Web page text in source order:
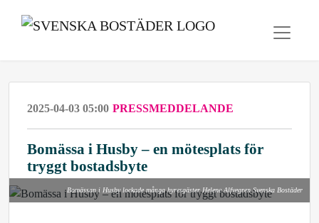
2025-04-03 05:00 PRESSMEDDELANDE
Bomässa i Husby – en mötesplats för
tryggt bostadsbyte
Bomässan i Husby lockade många hyresgäster Helene Alfvegren Svenska Bostäder